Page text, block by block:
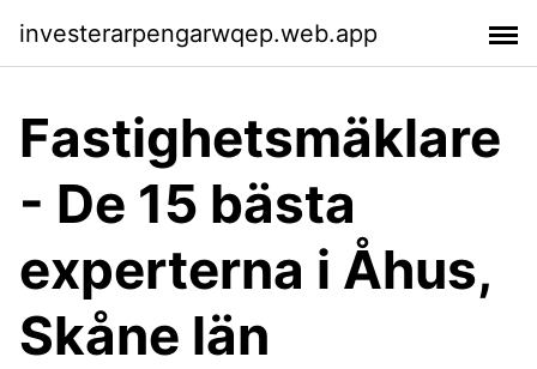
investerarpengarwqep.web.app
Fastighetsmäklare
- De 15 bästa
experterna i Åhus,
Skåne län